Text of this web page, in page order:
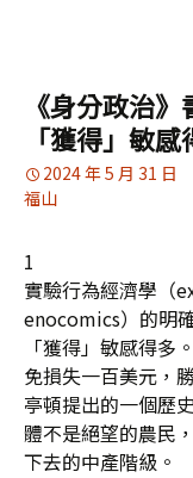
《身分政治
「獲得」敏感
2024 年 5 月 31 日
福山
1
實驗行為經濟學（
enocomics）的明
「獲得」敏感得多
免損失一百美元，
亭頓提出的一個歷
體不是絕望的農民
下去的中產階級。